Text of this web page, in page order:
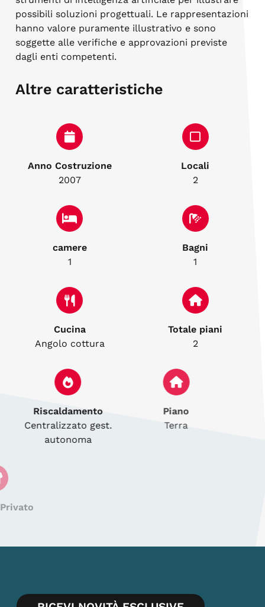
possibili soluzioni progettuali. Le rappresentazioni
hanno valore puramente illustrativo e sono
soggette alle verifiche e approvazioni previste
dagli enti competenti.
Altre caratteristiche
Anno Costruzione
2007
Locali
2
camere
1
Bagni
1
Cucina
Angolo cottura
Totale piani
2
Riscaldamento
Centralizzato gest.
autonoma
Piano
Terra
Giardino Privato